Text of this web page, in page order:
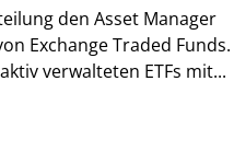
den Asset Manager
Exchange Traded Funds.
verwalteten ETFs mit...